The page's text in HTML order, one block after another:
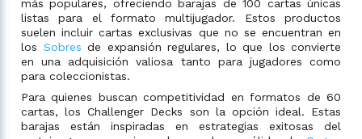
más populares, ofreciendo barajas de 100 cartas únicas
listas para el formato multijugador. Estos productos
suelen incluir cartas exclusivas que no se encuentran en
los Sobres de expansión regulares, lo que los convierte
en una adquisición valiosa tanto para jugadores como
para coleccionistas.
Para quienes buscan competitividad en formatos de 60
cartas, los Challenger Decks son la opción ideal. Estas
barajas están inspiradas en estrategias exitosas del